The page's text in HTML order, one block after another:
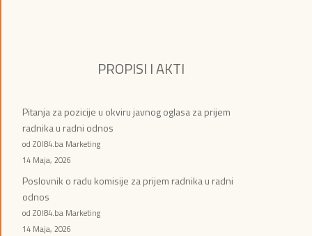
PROPISI I AKTI
Pitanja za pozicije u okviru javnog oglasa za prijem
radnika u radni odnos
od ZOI84.ba Marketing
14 Maja, 2026
Poslovnik o radu komisije za prijem radnika u radni
odnos
od ZOI84.ba Marketing
14 Maja, 2026